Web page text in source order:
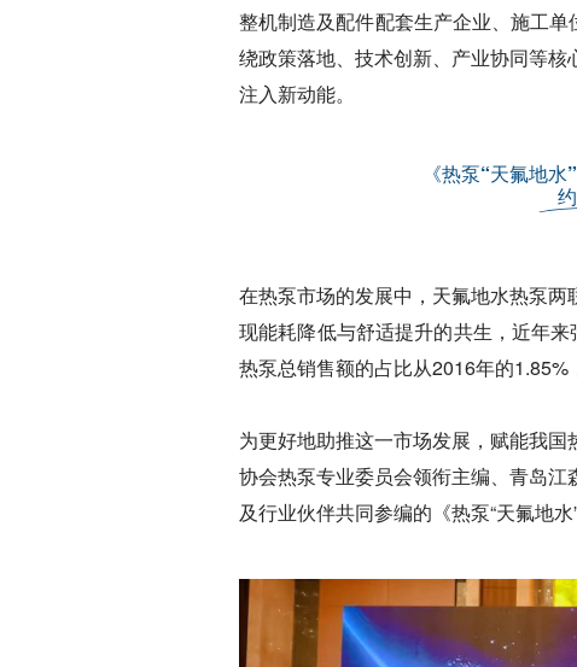
整机制造及配件配套生产企业、施工
绕政策落地、技术创新、产业协同等
注入新动能。
《热泵“天氟地
在热泵市场的发展中，天氟地水热泵
现能耗降低与舒适提升的共生，近年
热泵总销售额的占比从2016年的1.85%
为更好地助推这一市场发展，赋能我
协会热泵专业委员会领衔主编、青岛
及行业伙伴共同参编的《热泵“天氟地